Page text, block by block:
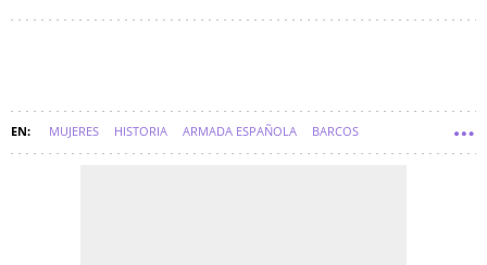
MUJERES HISTORIA ARMADA ESPAÑOLA BARCOS